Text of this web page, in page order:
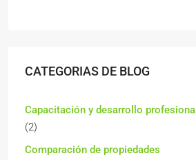
CATEGORIAS DE BLOG
Capacitación y desarrollo profesional
(2)
Comparación de propiedades